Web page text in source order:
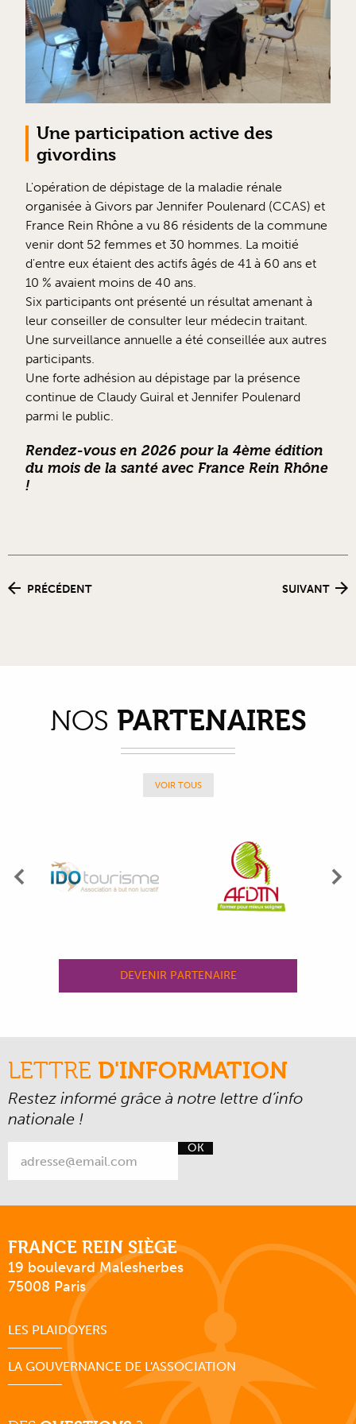
Une participation active des
givordins
L'opération de dépistage de la maladie rénale
organisée à Givors par Jennifer Poulenard (CCAS) et
France Rein Rhône a vu 86 résidents de la commune
venir dont 52 femmes et 30 hommes. La moitié
d'entre eux étaient des actifs âgés de 41 à 60 ans et
10 % avaient moins de 40 ans.
Six participants ont présenté un résultat amenant à
leur conseiller de consulter leur médecin traitant.
Une surveillance annuelle a été conseillée aux autres
participants.
Une forte adhésion au dépistage par la présence
continue de Claudy Guiral et Jennifer Poulenard
parmi le public.
Rendez-vous en 2026 pour la 4ème édition
du mois de la santé avec France Rein Rhône
!
PRÉCÉDENT SUIVANT
NOS PARTENAIRES
VOIR TOUS
Précédent
DEVENIR PARTENAIRE
LETTRE D'INFORMATION
Restez informé grâce à notre lettre d’info
nationale !
OK
FRANCE REIN SIÈGE
19 boulevard Malesherbes
75008 Paris
LES PLAIDOYERS
LA GOUVERNANCE DE L'ASSOCIATION